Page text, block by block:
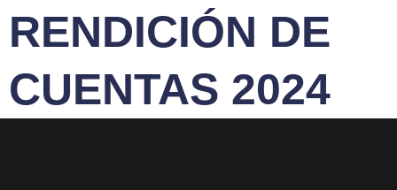
RENDICIÓN DE
CUENTAS 2024